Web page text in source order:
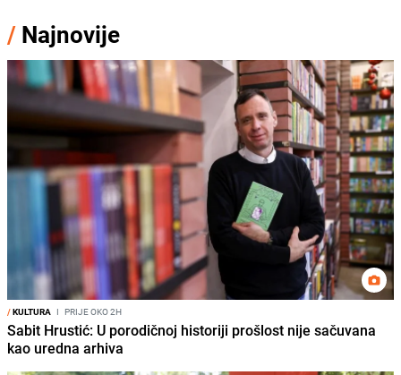
/ Najnovije
/KULTURA I PRIJE OKO 2H
Sabit Hrustić: U porodičnoj historiji prošlost nije sačuvana
kao uredna arhiva